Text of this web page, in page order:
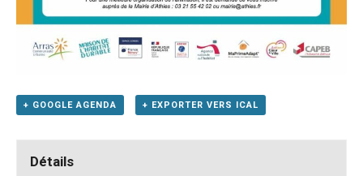
+ GOOGLE AGENDA + EXPORTER VERS ICAL
Détails